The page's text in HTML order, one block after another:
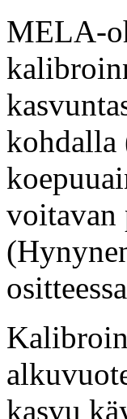
MELA-
kohdalla
voitavan
kasvu